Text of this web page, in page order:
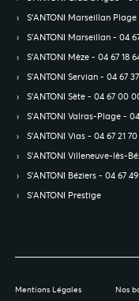
S’ANTONI Marseillan
S’ANTONI Marseillan - 04
S’ANTONI Mèze - 04 67 18
S’ANTONI Servian - 04 67
S’ANTONI Sète - 04 67 00
S’ANTONI Valras-Plage -
S’ANTONI Vias - 04 67 21
S’ANTONI Villeneuve-lès-
S’ANTONI Béziers - 04 67
S’ANTONI Prestige
Mentions Légales Nos